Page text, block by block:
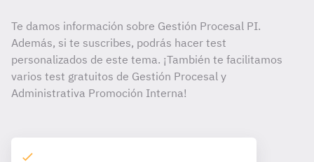
Te damos información sobre Gestión Procesal PI.
Además, si te suscribes, podrás hacer test
personalizados de este tema. ¡También te facilitamos
varios test gratuitos de Gestión Procesal y
Administrativa Promoción Interna!